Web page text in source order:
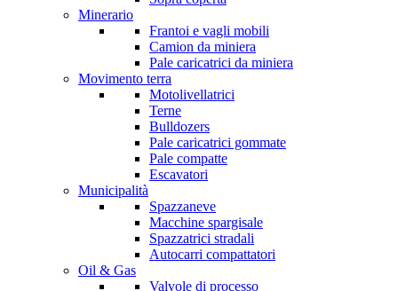
Minerario
Frantoi e vagli mobili
Camion da miniera
Pale caricatrici da miniera
Movimento terra
Motolivellatrici
Terne
Bulldozers
Pale caricatrici gommate
Pale compatte
Escavatori
Municipalità
Spazzaneve
Macchine spargisale
Spazzatrici stradali
Autocarri compattatori
Oil & Gas
Valvole di processo